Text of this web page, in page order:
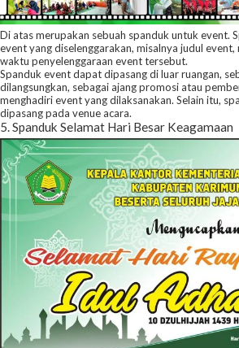
Di atas merupakan sebuah spanduk untuk event.
event yang diselenggarakan, misalnya judul event,
waktu penyelenggaraan event tersebut.
Spanduk event dapat dipasang di luar ruangan,
dilangsungkan, sebagai ajang promosi atau
menghadiri event yang dilaksanakan. Selain itu,
dipasang pada venue acara.
5. Spanduk Selamat Hari Besar Keagamaan